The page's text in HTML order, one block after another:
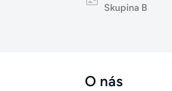
Skupina B
O nás